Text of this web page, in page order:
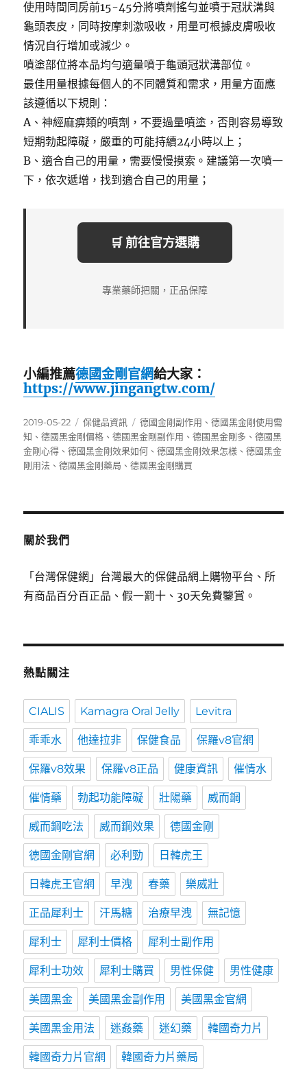
使用時間同房前15-45分將噴劑搖勻並噴于冠狀溝與
龜頭表皮，同時按摩刺激吸收，用量可根據皮膚吸收
情況自行增加或減少。
噴塗部位將本品均勻適量噴于龜頭冠狀溝部位。
最佳用量根據每個人的不同體質和需求，用量方面應
該遵循以下規則：
A、神經麻痹類的噴劑，不要過量噴塗，否則容易導致
短期勃起障礙，嚴重的可能持續24小時以上；
B、適合自己的用量，需要慢慢摸索。建議第一次噴一
下，依次遞增，找到適合自己的用量；
🛒 前往官方選購
專業藥師把關，正品保障
小編推薦德國金剛官網給大家：
https://www.jingangtw.com/
發
佈
日
期:
2019-05-22
分
類
保健品資訊
標
籤
德國金剛副作用 、德國黑金剛使用需
知 、德國黑金剛價格 、德國黑金剛副作用 、德國黑金剛多 、德國黑
金剛心得 、德國黑金剛效果如何 、德國黑金剛效果怎樣 、德國黑金
剛用法 、德國黑金剛藥局 、德國黑金剛購買
關於我們
「台灣保健網」台灣最大的保健品網上購物平台、所
有商品百分百正品、假一罰十、30天免費鑒賞。
熱點關注
CIALIS Kamagra Oral Jelly Levitra
乖乖水 他達拉非 保健食品 保羅v8官網
保羅v8效果 保羅v8正品 健康資訊 催情水
催情藥 勃起功能障礙 壯陽藥 威而鋼
威而鋼吃法 威而鋼效果 德國金剛
德國金剛官網 必利勁 日韓虎王
日韓虎王官網 早洩 春藥 樂威壯
正品犀利士 汗馬糖 治療早洩 無記憶
犀利士 犀利士價格 犀利士副作用
犀利士功效 犀利士購買 男性保健 男性健康
美國黑金 美國黑金副作用 美國黑金官網
美國黑金用法 迷姦藥 迷幻藥 韓國奇力片
韓國奇力片官網 韓國奇力片藥局